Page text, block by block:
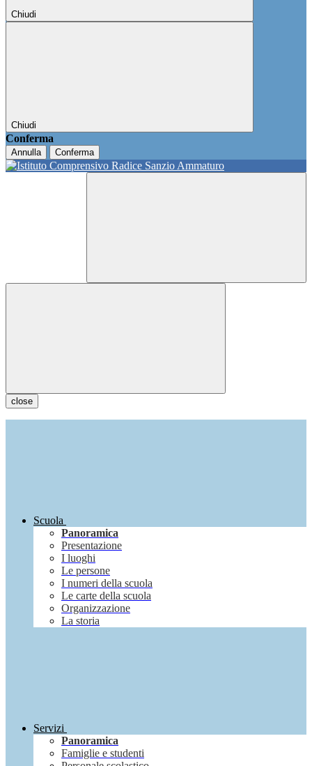
Chiudi
Chiudi
Conferma
Annulla Conferma
close
Scuola
Panoramica
Presentazione
I luoghi
Le persone
I numeri della scuola
Le carte della scuola
Organizzazione
La storia
Servizi
Panoramica
Famiglie e studenti